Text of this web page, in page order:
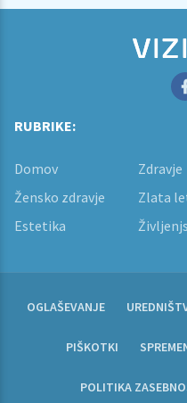
RUBRIKE:
Domov Zdravje
Žensko zdravje
Zlata
Estetika
OGLAŠEVANJE
PIŠKOTKI
POLITIKA